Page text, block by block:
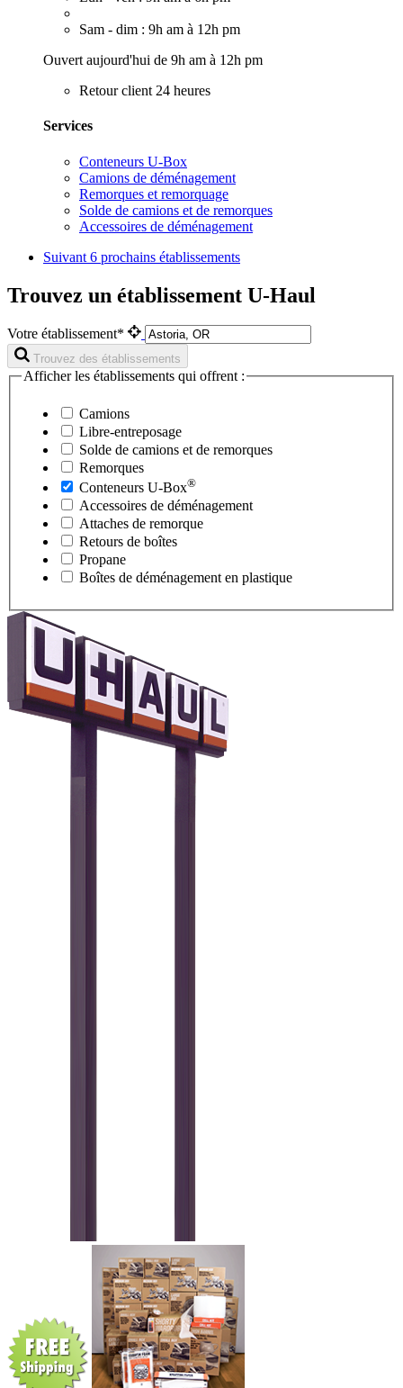
Sam - dim : 9h am à 12h pm
Ouvert aujourd'hui de 9h am à 12h pm
Retour client 24 heures
Services
Conteneurs U-Box
Camions de déménagement
Remorques et remorquage
Solde de camions et de remorques
Accessoires de déménagement
Suivant 6 prochains établissements
Trouvez un établissement U-Haul
Votre établissement*
Trouvez des établissements
Afficher les établissements qui offrent :
Camions
Libre-entreposage
Solde de camions et de remorques
Remorques
Conteneurs U-Box®
Accessoires de déménagement
Attaches de remorque
Retours de boîtes
Propane
Boîtes de déménagement en plastique